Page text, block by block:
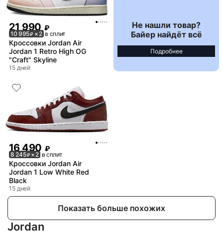
21 990 ₽
10 995₽ × 2 в сплит
Кроссовки Jordan Air
Jordan 1 Retro High OG
"Craft" Skyline
15 дней
Не нашли товар?
Байер найдёт всё
Подробнее
16 490 ₽
8 245₽× 2 в сплит
Кроссовки Jordan Air
Jordan 1 Low White Red
Black
15 дней
Показать больше похожих
Jordan